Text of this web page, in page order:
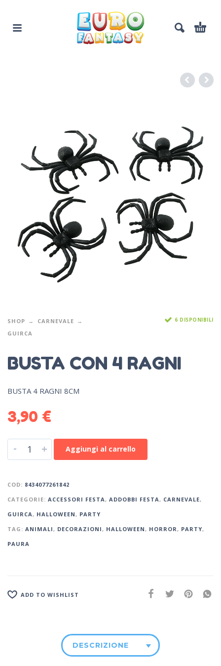
SHOP
CARNEVALE
GUIRCA
6 DISPONIBILI
BUSTA CON 4 RAGNI
BUSTA 4 RAGNI 8CM
3,90 €
- + Aggiungi al carrello
COD: 8434077261842
CATEGORIE: ACCESSORI FESTA, ADDOBBI FESTA, CARNEVALE,
GUIRCA, HALLOWEEN, PARTY
TAG: ANIMALI, DECORAZIONI, HALLOWEEN, HORROR, PARTY,
PAURA
ADD TO WISHLIST
DESCRIZIONE